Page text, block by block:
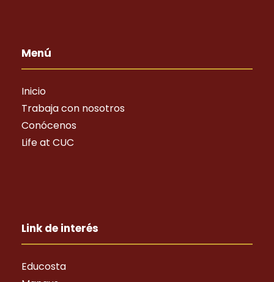
Menú
Inicio
Trabaja con nosotros
Conócenos
Life at CUC
Link de interés
Educosta